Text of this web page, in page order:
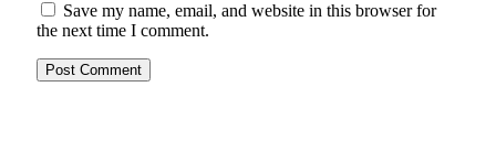
Save my name, email, and website in this browser for
the next time I comment.